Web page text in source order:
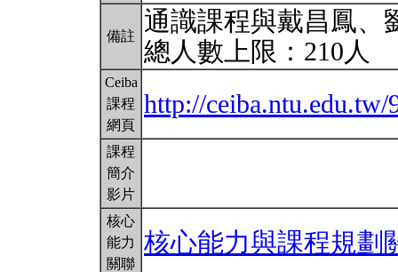
備註
通識課程與戴昌鳳、
總人數上限：210人
Ceiba
課程
網頁
http://ceiba.ntu.edu.tw/
課程
簡介
影片
核心
能力
關聯
核心能力與課程規劃